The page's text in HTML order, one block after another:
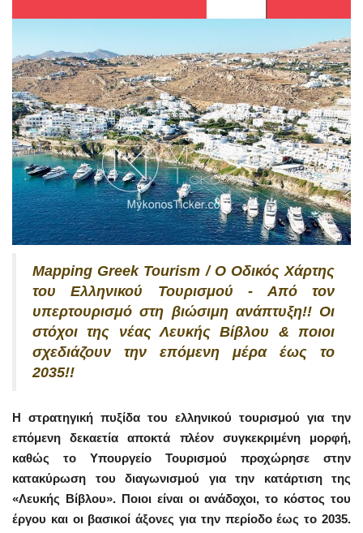
Mapping Greek Tourism / Ο Οδικός Χάρτης
του Ελληνικού Τουρισμού - Από τον
υπερτουρισμό στη βιώσιμη ανάπτυξη!! Οι
στόχοι της νέας Λευκής Βίβλου & ποιοι
σχεδιάζουν την επόμενη μέρα έως το
2035!!
Η στρατηγική πυξίδα του ελληνικού τουρισμού για την
επόμενη δεκαετία αποκτά πλέον συγκεκριμένη μορφή,
καθώς το Υπουργείο Τουρισμού προχώρησε στην
κατακύρωση του διαγωνισμού για την κατάρτιση της
«Λευκής Βίβλου». Ποιοι είναι οι ανάδοχοι, το κόστος του
έργου και οι βασικοί άξονες για την περίοδο έως το 2035.